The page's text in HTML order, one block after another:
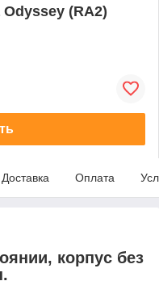
(RA2)
Доставка Оплата
корпус без